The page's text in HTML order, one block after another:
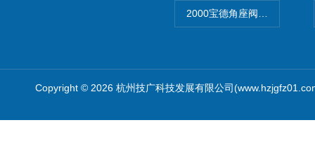
2000宝德角座阀德国宝帝
Copyright © 2026 杭州技广科技发展有限公司